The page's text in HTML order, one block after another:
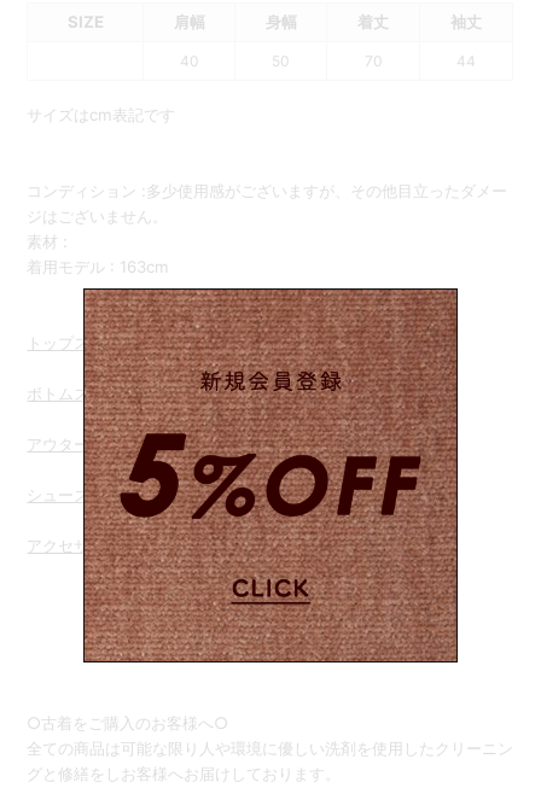
SIZE 肩幅 身幅 着丈 袖丈
40 50 70 44
サイズはcm表記です
コンディション :多少使用感がございますが、その他目立ったダメー
ジはございません。
素材 :
着用モデル : 163cm
トップスを見る
ボトムス を見る
アウターを見る
シューズを見る
アクセサリー を見る
○古着をご購入のお客様へ○
全ての商品は可能な限り人や環境に優しい洗剤を使用したクリーニン
グと修繕をしお客様へお届けしております。